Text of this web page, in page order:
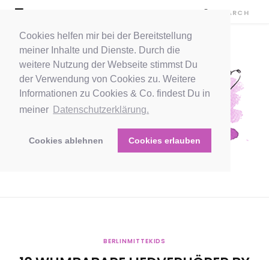
Cookies helfen mir bei der Bereitstellung
meiner Inhalte und Dienste. Durch die
weitere Nutzung der Webseite stimmst Du
der Verwendung von Cookies zu. Weitere
Informationen zu Cookies & Co. findest Du in
meiner Datenschutzerklärung.
Cookies ablehnen Cookies erlauben
BERLINMITTEKIDS